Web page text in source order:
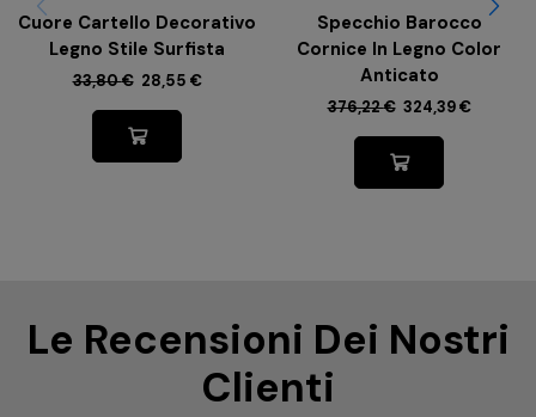
Cuore Cartello Decorativo
Legno Stile Surfista
33,80€ 28,55 €
Specchio Barocco
Cornice In Legno Color
Anticato
376,22€ 324,39€
Le Recensioni Dei Nostri
Clienti